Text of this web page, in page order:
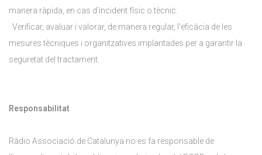
manera ràpida, en cas d'incident físic o tècnic.
· Verificar, avaluar i valorar, de manera regular, l'eficàcia de les
mesures tècniques i organitzatives implantades per a garantir la
seguretat del tractament.
Responsabilitat
Ràdio Associació de Catalunya no es fa responsable de